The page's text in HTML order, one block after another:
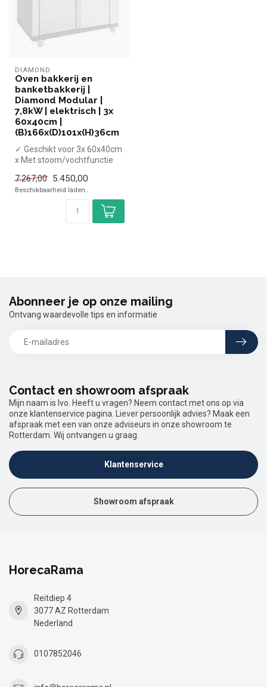
DIAMOND
Oven bakkerij en
banketbakkerij |
Diamond Modular |
7,8kW | elektrisch | 3x
60x40cm |
(B)166x(D)101x(H)36cm
✓ Geschikt voor 3x 60x40cm
x Met stoom/vochtfunctie
✓ 400 Volt
7.267,00 5.450,00
Beschikbaarheid laden..
Contact en showroom afspraak
Mijn naam is Ivo. Heeft u vragen? Neem contact met ons op via
onze klantenservice pagina. Liever persoonlijk advies? Maak een
afspraak met een van onze adviseurs in onze showroom te
Rotterdam. Wij ontvangen u graag.
Klantenservice
Showroom afspraak
Abonneer je op onze mailing
Ontvang waardevolle tips en informatie
HorecaRama
Reitdiep 4
3077 AZ Rotterdam
Nederland
0107852046